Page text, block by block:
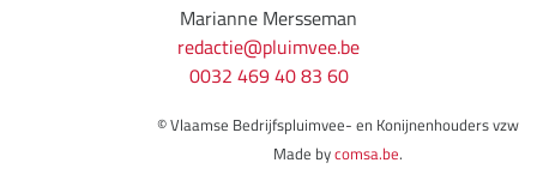
Marianne Mersseman
redactie@pluimvee.be
0032 469 40 83 60
©Vlaamse Bedrijfspluimvee- en Konijnenhouders vzw
Made bycomsa.be.